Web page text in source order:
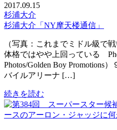
2017.09.15
杉浦大介
杉浦大介「NY摩天楼通信」
（写真：これまでミドル級で
体格ではやや上回っている
Photos/Golden Boy
バイルアリーナ […]
続きを読む